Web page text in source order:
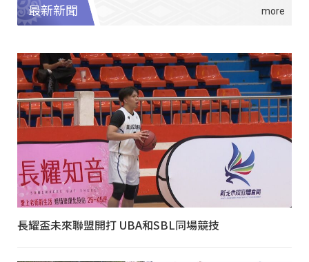
最新新聞
長耀盃未來聯盟開打 UBA和SBL同場競技